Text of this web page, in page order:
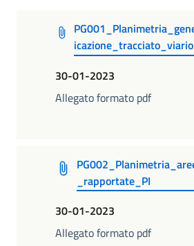
icazione_tracciato_viario
30-01-2023
Allegato formato pdf
_rapportate_PI
30-01-2023
Allegato formato pdf